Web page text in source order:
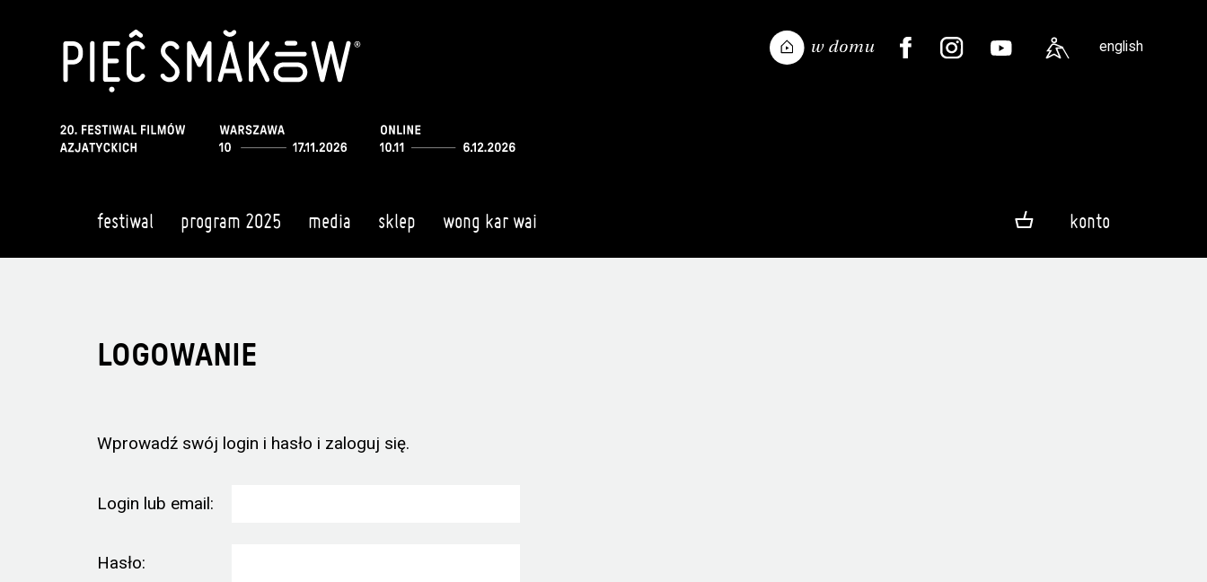
english
festiwal program 2025 media sklep wong kar wai konto
LOGOWANIE
Wprowadź swój login i hasło i zaloguj się.
Login lub email:
Hasło: